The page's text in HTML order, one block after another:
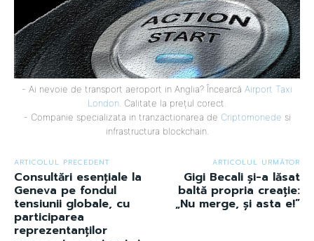
- Ai nevoie de transport aeroport in Anglia? Încearcă Airport Taxi
London . Calitate la prețul corect.
- Companie specializata in tranzactionarea de Criptomonede si
infrastructura blockchain.
ARTICOLUL PRECEDENT
Consultări esențiale la
Geneva pe fondul
tensiunii globale, cu
participarea
reprezentanților
ARTICOLUL URMĂTOR
Gigi Becali și-a lăsat
baltă propria creație:
„Nu merge, și asta e!”